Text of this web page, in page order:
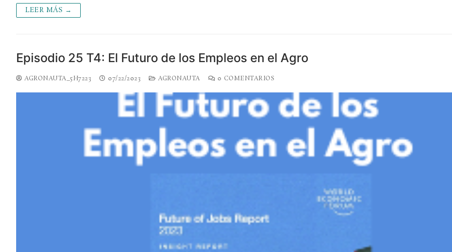
LEER MÁS →
Episodio 25 T4: El Futuro de los Empleos en el Agro
AGRONAUTA_5H7223 07/22/2023 AGRONAUTA 0 COMENTARIOS